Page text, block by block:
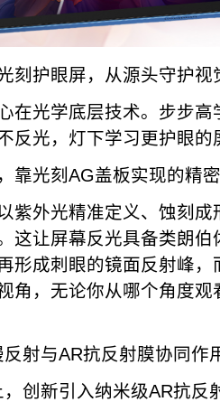
刻护眼屏，从源头守护视
在光学底层技术。步步
反光，灯下学习更护眼的
靠光刻AG盖板实现的精
紫外光精准定义、蚀刻成
这让屏幕反光具备类朗
形成刺眼的镜面反射峰
角，无论你从哪个角度
射与AR抗反射膜协同作
创新引入纳米级AR抗反